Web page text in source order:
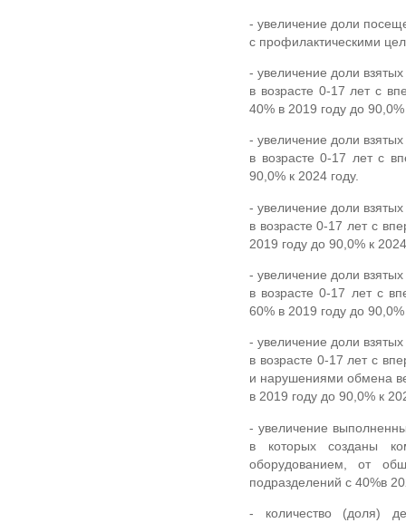
- увеличение доли
с профилактическими
- увеличение доли
в возрасте 0-17 лет с
40% в 2019 году до 90,0%
- увеличение доли
в возрасте 0-17 лет с
90,0% к 2024 году.
- увеличение доли
в возрасте 0-17 лет с
2019 году до 90,0% к
- увеличение доли
в возрасте 0-17 лет с
60% в 2019 году до 90,0%
- увеличение доли
в возрасте 0-17 лет с
и нарушениями обмена
в 2019 году до 90,0% к
- увеличение
в которых созданы
оборудованием, от
подразделений с 40%в
- количество (доля)